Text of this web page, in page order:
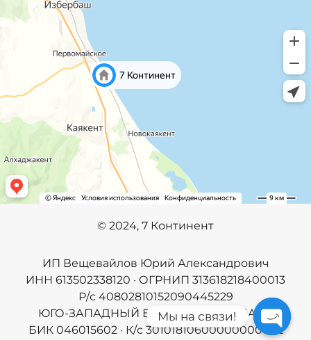
©️ 2024, 7 Континент
ИП Вещевайлов Юрий Александрович
ИНН 613502338120 · ОГРНИП 313618218400013
Р/с 40802810152090445229
ЮГО-ЗАПАДНЫЙ БАНК ПАО СБЕРБАНК
БИК 046015602 · К/с 30101810600000000602
Мы на связи!